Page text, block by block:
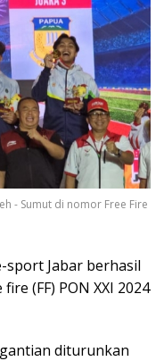
- Sumut di nomor Free Fire
sport Jabar berhasil
(FF) PON XXI 2024
diturunkan